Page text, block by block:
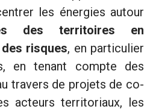
les énergies autour
des territoires en
risques, en particulier
en tenant compte des
travers de projets de co-
acteurs territoriaux, les